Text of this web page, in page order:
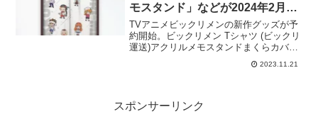
モスタンド」などが2024年2月発
売。【ビックリマン】
TVアニメビックリメンの新作グッズが予
約開始。ビックリメン Tシャツ (ビックリ
運送)アクリルメモスタンドまくらカバー
トートバッグネックストラップ付きパス
2023.11.21
スポンサーリンク